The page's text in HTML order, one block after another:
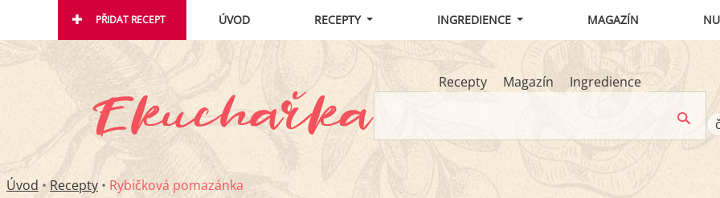
PŘIDAT RECEPT ÚVOD RECEPTY INGREDIENCE MAGAZÍN
Recepty Magazín Ingredience
Úvod • Recepty • Rybičková pomazánka